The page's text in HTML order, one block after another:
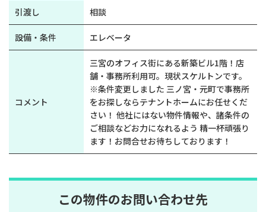
引渡し 相談
設備・条件 エレベータ
コメント
三宮のオフィス街にある新築ビル1階！店
舗・事務所利用可。現状スケルトンです。
※条件変更しました 三ノ宮・元町で事務所
をお探しならテナントホームにお任せくだ
さい！ 他社にはない物件情報や、諸条件の
ご相談などお力になれるよう 精一杯頑張り
ます！お問合せお待ちしております！
この物件のお問い合わせ先